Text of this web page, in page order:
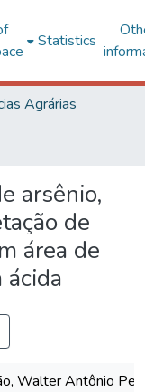
Statistics
Agrárias
arsênio,
de
área de
Walter Antônio